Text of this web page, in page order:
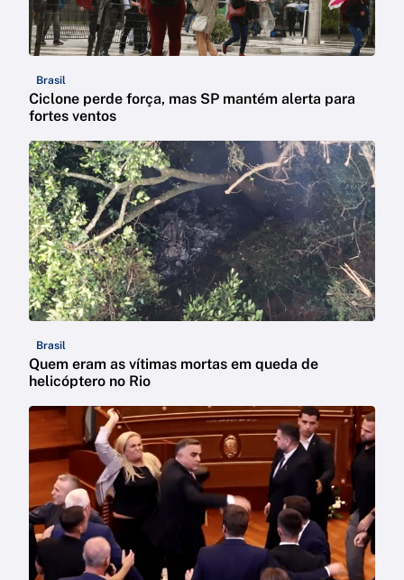
Brasil
Ciclone perde força, mas SP mantém alerta para
fortes ventos
Brasil
Quem eram as vítimas mortas em queda de
helicóptero no Rio